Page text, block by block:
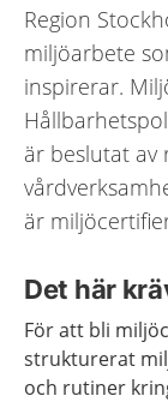
Region
miljöarbete
inspirerar.
är beslutat av
är
Det här
För att bli
strukturerat
och rutiner